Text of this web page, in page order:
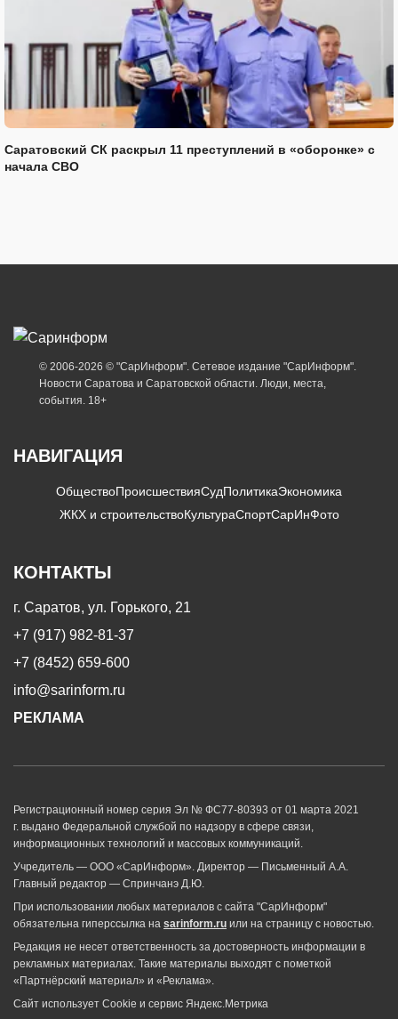
Саратовский СК раскрыл 11 преступлений в «оборонке» с
начала СВО
© 2006-2026 © "СарИнформ". Сетевое издание "СарИнформ".
Новости Саратова и Саратовской области. Люди, места,
события. 18+
НАВИГАЦИЯ
ОбществоПроисшествияСудПолитикаЭкономика
ЖКХ и строительствоКультураСпортСарИнФото
КОНТАКТЫ
г. Саратов, ул. Горького, 21
+7 (917) 982-81-37
+7 (8452) 659-600
info@sarinform.ru
РЕКЛАМА
Регистрационный номер серия Эл № ФС77-80393 от 01 марта 2021
г. выдано Федеральной службой по надзору в сфере связи,
информационных технологий и массовых коммуникаций.
Учредитель — ООО «СарИнформ». Директор — Письменный А.А.
Главный редактор — Спринчанэ Д.Ю.
При использовании любых материалов с сайта "СарИнформ"
обязательна гиперссылка на sarinform.ru или на страницу с новостью.
Редакция не несет ответственность за достоверность информации в
рекламных материалах. Такие материалы выходят с пометкой
«Партнёрский материал» и «Реклама».
Сайт использует Cookie и сервиc Яндекс.Метрика